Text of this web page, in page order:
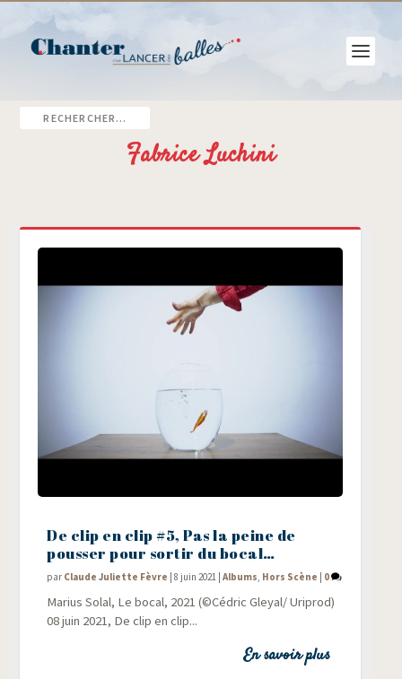
Fabrice Luchini
De clip en clip #5, Pas la peine de
pousser pour sortir du bocal…
par Claude Juliette Fèvre |8 juin 2021 |Albums Hors Scène | 0
Marius Solal, Le bocal, 2021 (©Cédric Gleyal/ Uri­prod)
08 juin 2021, De clip en clip...
En savoir plus